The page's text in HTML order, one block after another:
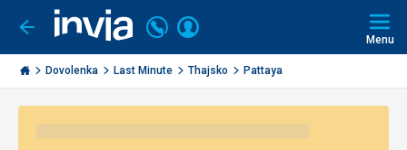
Ísť
späť
Invia.sk
Volajte
+421
2
3221
Prihlásiť
Menu
Dovolenka Last Minute Thajsko Pattaya